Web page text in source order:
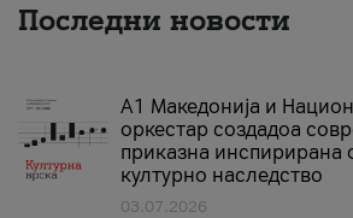
Последни новости
А1 Македонија и
оркестар создадоа
приказна инспирирана
културно наследство
03.07.2026